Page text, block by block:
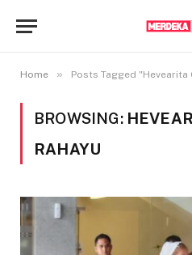
Home » Posts Tagged "Hevearita
BROWSING:
RAHAYU